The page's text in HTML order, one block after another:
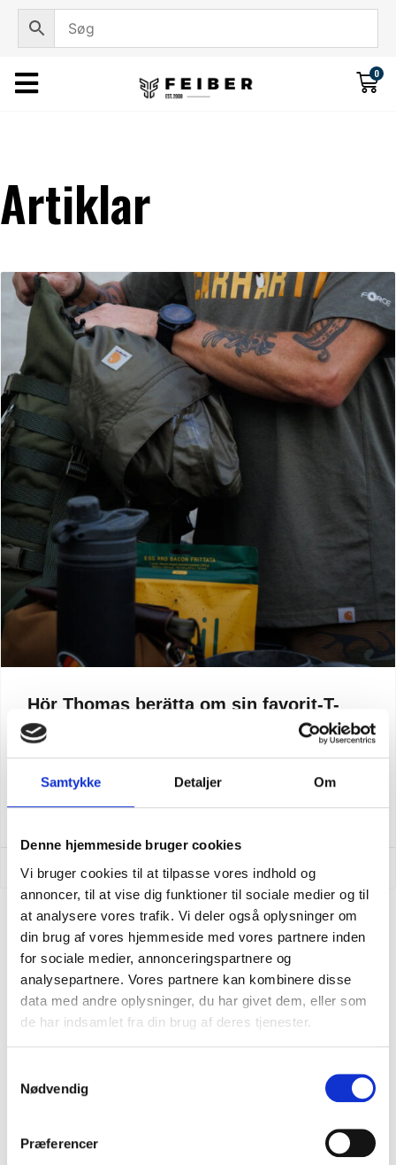
Samtykke Detaljer Om
Denne hjemmeside bruger cookies
Vi bruger cookies til at tilpasse vores indhold og
annoncer, til at vise dig funktioner til sociale medier og til
at analysere vores trafik. Vi deler også oplysninger om
din brug af vores hjemmeside med vores partnere inden
for sociale medier, annonceringspartnere og
analysepartnere. Vores partnere kan kombinere disse
data med andre oplysninger, du har givet dem, eller som
de har indsamlet fra din brug af deres tjenester.
Nødvendig
Præferencer
0
Artiklar
Hör Thomas berätta om sin favorit-T-
shirt Carhartt
I mitt arbete som fotograf och mycket aktiv friluftsmänniska
och slitstarka. Carhartt uppfyller dessa kriterier.
8 augusti 2022 Inga kommentarer
Bli en del av vår kundklubb och få många